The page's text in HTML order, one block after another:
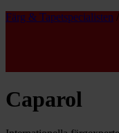
Färg & Tapetspecialisten /
Caparol